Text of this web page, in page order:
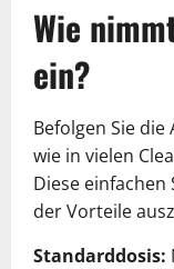
Wie
ein?
Befolgen Sie
wie in vielen
Diese
der Vorteile
Standarddosis: